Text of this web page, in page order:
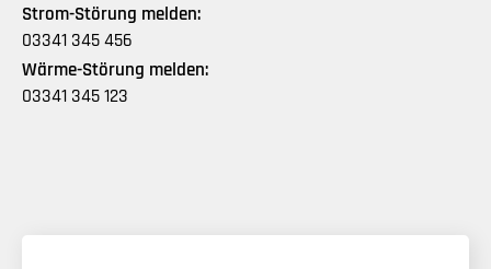
Strom-Störung melden:
03341 345 456
Wärme-Störung melden:
03341 345 123